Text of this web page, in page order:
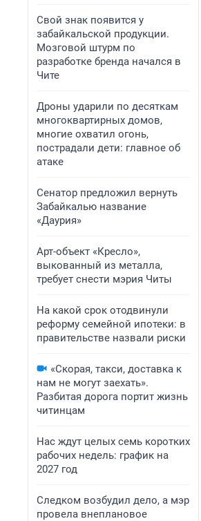
Свой знак появится у
забайкальской продукции.
Мозговой штурм по
разработке бренда начался в
Чите
Дроны ударили по десяткам
многоквартирных домов,
многие охватил огонь,
пострадали дети: главное об
атаке
Сенатор предложил вернуть
Забайкалью название
«Даурия»
Арт-объект «Кресло»,
выкованный из металла,
требует снести мэрия Читы
На какой срок отодвинули
реформу семейной ипотеки: в
правительстве назвали риски
«Скорая, такси, доставка к
нам не могут заехать».
Разбитая дорога портит жизнь
читинцам
Нас ждут целых семь коротких
рабочих недель: график на
2027 год
Следком возбудил дело, а мэр
провела внеплановое